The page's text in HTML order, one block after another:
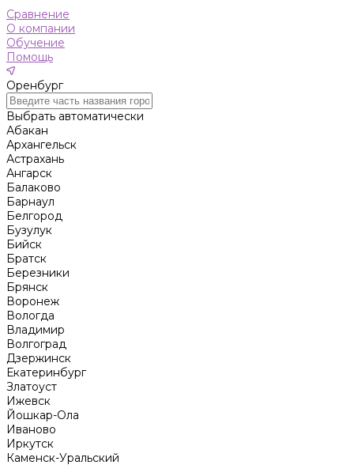
Сравнение
О компании
Обучение
Помощь
Оренбург
Выбрать автоматически
Абакан
Архангельск
Астрахань
Ангарск
Балаково
Барнаул
Белгород
Бузулук
Бийск
Братск
Березники
Брянск
Воронеж
Вологда
Владимир
Волгоград
Дзержинск
Екатеринбург
Златоуст
Ижевск
Йошкар-Ола
Иваново
Иркутск
Каменск-Уральский